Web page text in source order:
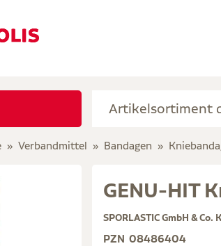
Verbandmittel Bandagen
GENU-HIT
SPORLASTIC GmbH & Co.
PZN 08486404